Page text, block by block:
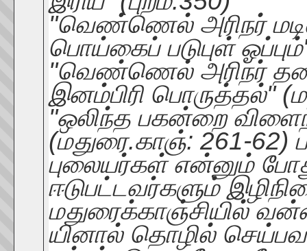
"வெண்ணெல் அரிநர்
பொய்கைப் படுபுள்
"வெண்ணெல் அரிநர்
இனம்பிரி பொருத்தல்"
"ஒலிந்த பகன்றை
(மதுரை.காஞ்: 261-
புலையர்கள் என்னும்
ஈடுபட்டவர்களும்
மதுரைக்காஞ்சியில்
யினால் தொழில்